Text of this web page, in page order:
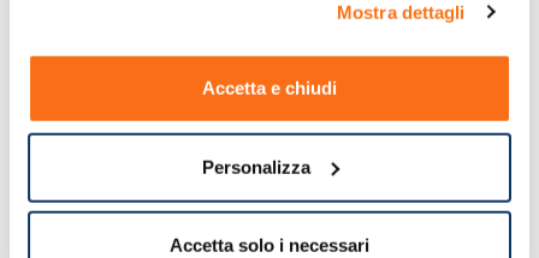
Mostra dettagli
Accetta e chiudi
Personalizza
Accetta solo i necessari
Sulfur 30ch 240gr
12g
Hepar sulfur dyn
15ch gl
7,74 €